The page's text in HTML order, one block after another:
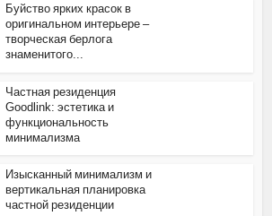
Буйство ярких красок в
оригинальном интерьере –
творческая берлога
знаменитого...
Частная резиденция
Goodlink: эстетика и
функциональность
минимализма
Изысканный минимализм и
вертикальная планировка
частной резиденции